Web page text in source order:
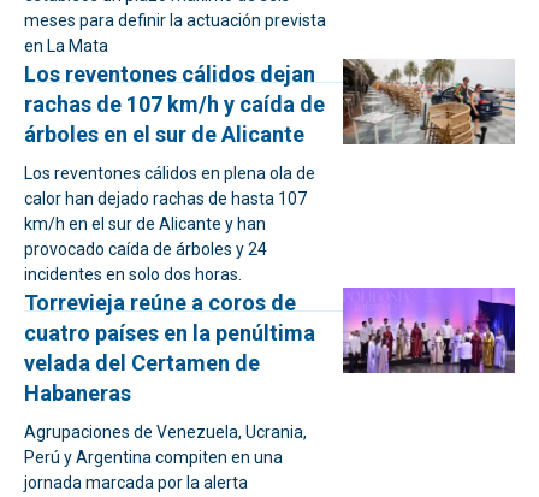
meses para definir la actuación prevista
en La Mata
Los reventones cálidos dejan
rachas de 107 km/h y caída de
árboles en el sur de Alicante
Los reventones cálidos en plena ola de
calor han dejado rachas de hasta 107
km/h en el sur de Alicante y han
provocado caída de árboles y 24
incidentes en solo dos horas.
Torrevieja reúne a coros de
cuatro países en la penúltima
velada del Certamen de
Habaneras
Agrupaciones de Venezuela, Ucrania,
Perú y Argentina compiten en una
jornada marcada por la alerta